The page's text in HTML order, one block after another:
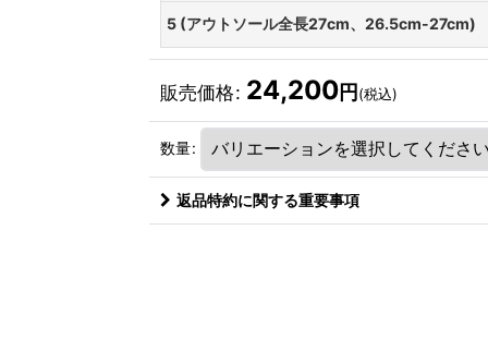
5 (アウトソール全長27cm、26.5cm-27cm)
販売価格: 24,200円(税込)
数量:
返品特約に関する重要事項